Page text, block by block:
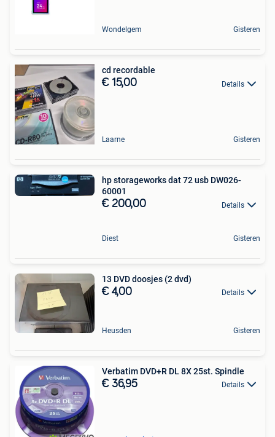
Wondelgem Gisteren
cd recordable
€ 15,00 Details
Laarne Gisteren
hp storageworks dat 72 usb DW026-
60001
€ 200,00 Details
Diest Gisteren
13 DVD doosjes (2 dvd)
€ 4,00 Details
Heusden Gisteren
Verbatim DVD+R DL 8X 25st. Spindle
€ 36,95 Details